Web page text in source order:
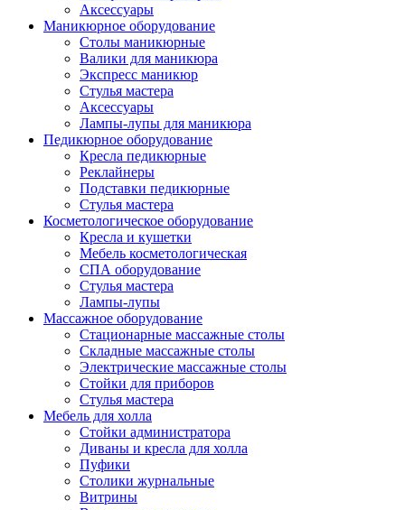
Аксессуары
Маникюрное оборудование
Столы маникюрные
Валики для маникюра
Экспресс маникюр
Стулья мастера
Аксессуары
Лампы-лупы для маникюра
Педикюрное оборудование
Кресла педикюрные
Реклайнеры
Подставки педикюрные
Стулья мастера
Косметологическое оборудование
Кресла и кушетки
Мебель косметологическая
СПА оборудование
Стулья мастера
Лампы-лупы
Массажное оборудование
Стационарные массажные столы
Складные массажные столы
Электрические массажные столы
Стойки для приборов
Стулья мастера
Мебель для холла
Стойки администратора
Диваны и кресла для холла
Пуфики
Столики журнальные
Витрины